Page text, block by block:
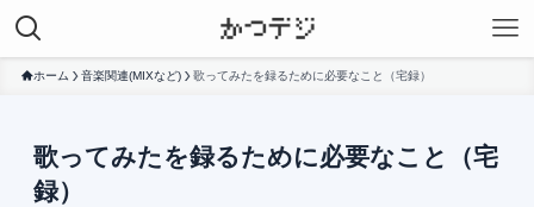
ホーム 音楽関連(MIXなど) 歌ってみたを録るために必要なこと（宅録）
歌ってみたを録るために必要なこと（宅
録）